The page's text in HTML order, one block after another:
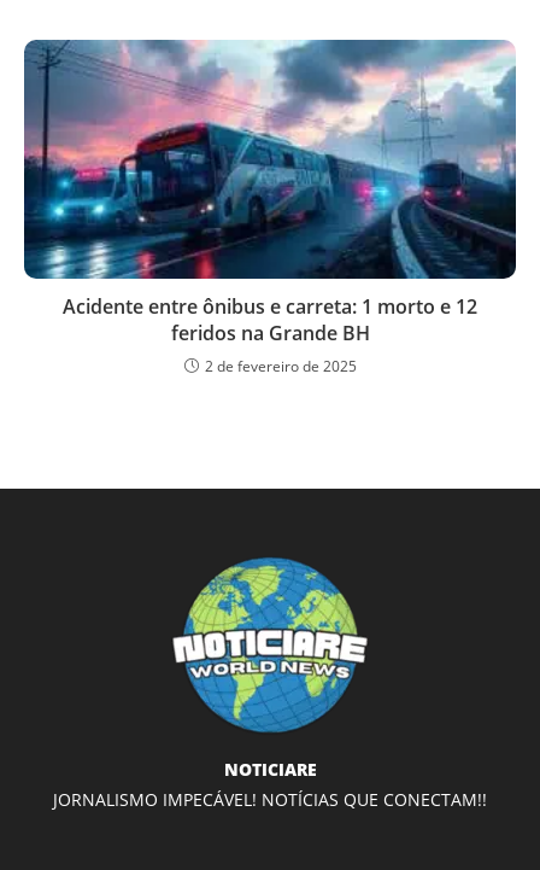
Acidente entre ônibus e carreta: 1 morto e 12
feridos na Grande BH
2 de fevereiro de 2025
NOTICIARE
JORNALISMO IMPECÁVEL! NOTÍCIAS QUE CONECTAM!!